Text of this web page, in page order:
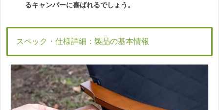
るキャンパーに喜ばれるでしょう。
スペック・仕様詳細：製品の基本情報